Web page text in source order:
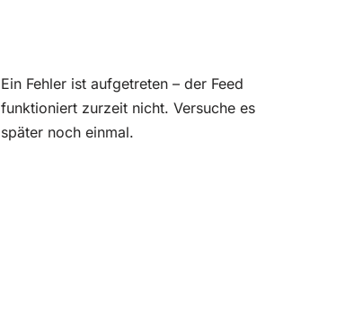
Ein Fehler ist aufgetreten – der Feed
funktioniert zurzeit nicht. Versuche es
später noch einmal.